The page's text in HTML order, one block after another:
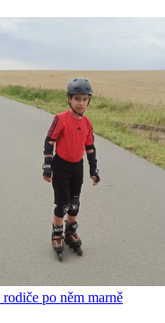
po něm marně